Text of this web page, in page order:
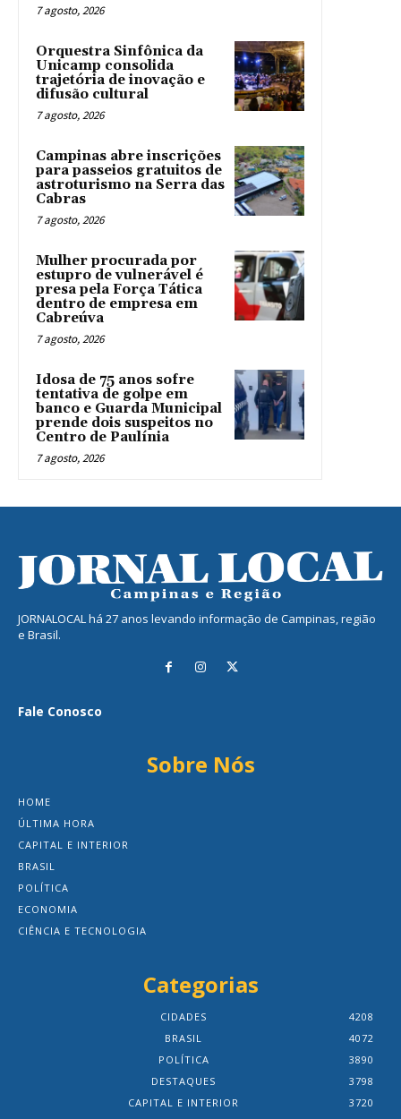
7 agosto, 2026
Orquestra Sinfônica da
Unicamp consolida
trajetória de inovação e
difusão cultural
7 agosto, 2026
Campinas abre inscrições
para passeios gratuitos de
astroturismo na Serra das
Cabras
7 agosto, 2026
Mulher procurada por
estupro de vulnerável é
presa pela Força Tática
dentro de empresa em
Cabreúva
7 agosto, 2026
Idosa de 75 anos sofre
tentativa de golpe em
banco e Guarda Municipal
prende dois suspeitos no
Centro de Paulínia
7 agosto, 2026
JORNALOCAL há 27 anos levando informação de Campinas, região
e Brasil.
Fale Conosco
Sobre Nós
HOME
ÚLTIMA HORA
CAPITAL E INTERIOR
BRASIL
POLÍTICA
ECONOMIA
CIÊNCIA E TECNOLOGIA
Categorias
CIDADES
4208
BRASIL
4072
POLÍTICA
3890
DESTAQUES
3798
CAPITAL E INTERIOR
3720